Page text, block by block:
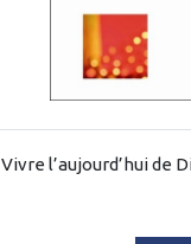
Vivre l’aujourd’hui de